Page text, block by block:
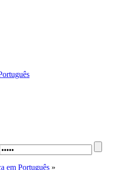
em Português »